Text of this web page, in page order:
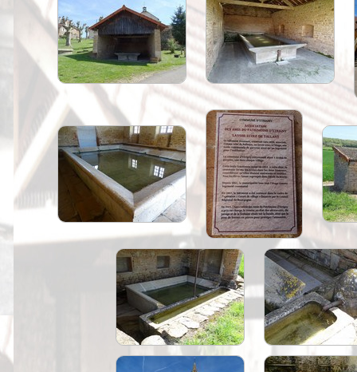
Europe
Videos--Lavoirs
Un Peu d'Histoire
Outils-des-Lavandières
Cartes Postales-Anciennes et
Peintures
Presse
Liens